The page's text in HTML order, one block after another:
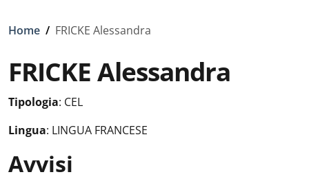
Briciole di pane
Home / FRICKE Alessandra
FRICKE Alessandra
Tipologia: CEL
Lingua: LINGUA FRANCESE
Avvisi